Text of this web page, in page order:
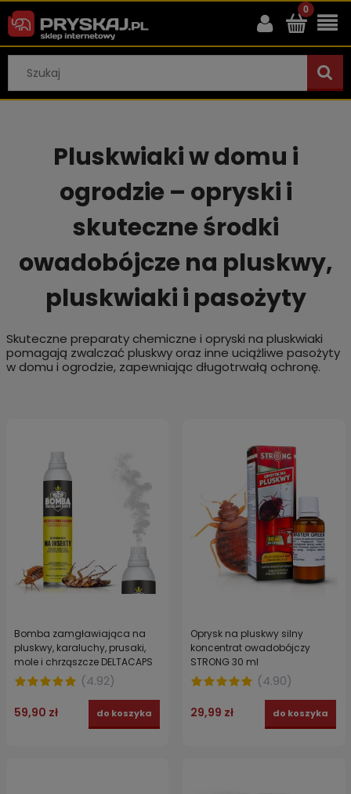
Pluskwiaki w domu i
ogrodzie – opryski i
skuteczne środki
owadobójcze na pluskwy,
pluskwiaki i pasożyty
Skuteczne preparaty chemiczne i opryski na pluskwiaki
pomagają zwalczać pluskwy oraz inne uciążliwe pasożyty
w domu i ogrodzie, zapewniając długotrwałą ochronę.
Bomba zamgławiająca na
pluskwy, karaluchy, prusaki,
mole i chrząszcze DELTACAPS
FORTE zabezpiecza do 100 m3
(4.92)
59,90 zł do koszyka
Oprysk na pluskwy silny
koncentrat owadobójczy
STRONG 30 ml
(4.90)
29,99 zł do koszyka